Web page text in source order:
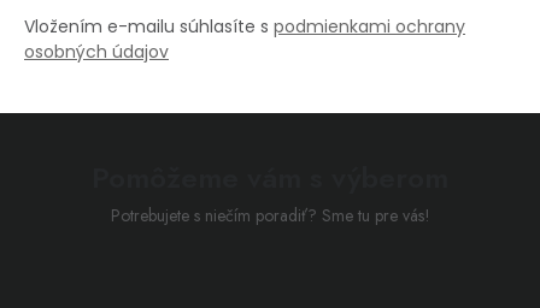
Vložením e-mailu súhlasíte s podmienkami ochrany
osobných údajov
Potrebujete s niečím poradiť? Sme tu pre vás!